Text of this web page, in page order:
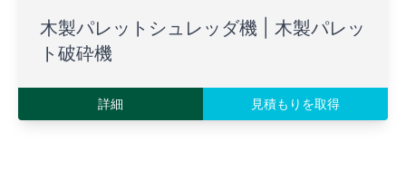
木製パレットシュレッダ機 | 木製パレッ
ト破砕機
詳細 見積もりを取得